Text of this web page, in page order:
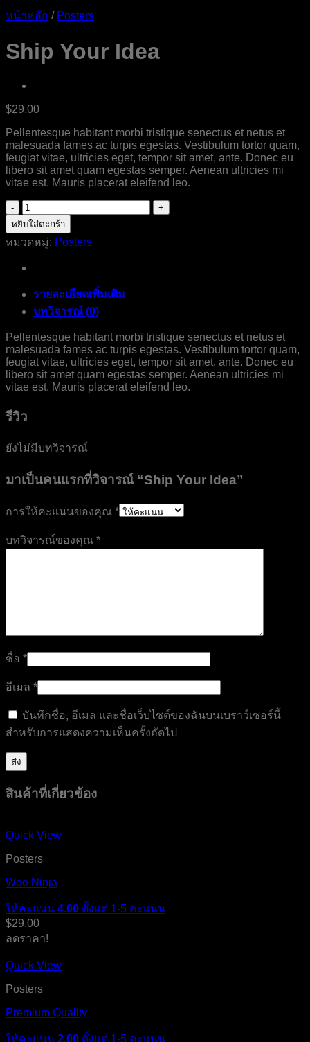
หน้าหลัก / Posters
Ship Your Idea
$29.00
Pellentesque habitant morbi tristique senectus et netus et
malesuada fames ac turpis egestas. Vestibulum tortor quam,
feugiat vitae, ultricies eget, tempor sit amet, ante. Donec eu
libero sit amet quam egestas semper. Aenean ultricies mi
vitae est. Mauris placerat eleifend leo.
จำนวน
Ship
Your
Idea
หยิบใส่ตะกร้า
หมวดหมู่: Posters
รายละเอียดเพิ่มเติม
บทวิจารณ์ (0)
Pellentesque habitant morbi tristique senectus et netus et
malesuada fames ac turpis egestas. Vestibulum tortor quam,
feugiat vitae, ultricies eget, tempor sit amet, ante. Donec eu
libero sit amet quam egestas semper. Aenean ultricies mi
vitae est. Mauris placerat eleifend leo.
รีวิว
ยังไม่มีบทวิจารณ์
มาเป็นคนแรกที่วิจารณ์ “Ship Your Idea”
การให้คะแนนของคุณ *
บทวิจารณ์ของคุณ *
ชื่อ *
อีเมล *
บันทึกชื่อ, อีเมล และชื่อเว็บไซต์ของฉันบนเบราว์เซอร์นี้
สำหรับการแสดงความเห็นครั้งถัดไป
สินค้าที่เกี่ยวข้อง
Quick View
Posters
Woo Ninja
ให้คะแนน 4.00 ตั้งแต่ 1-5 คะแนน
$29.00
ลดราคา!
Quick View
Posters
Premium Quality
ให้คะแนน 2.00 ตั้งแต่ 1-5 คะแนน